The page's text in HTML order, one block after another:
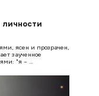
ясен и прозрачен,
заученное
"я – …